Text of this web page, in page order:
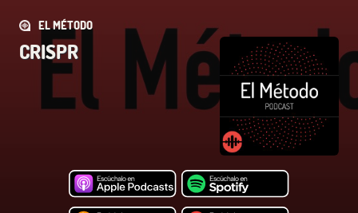
EL MÉTODO
CRISPR